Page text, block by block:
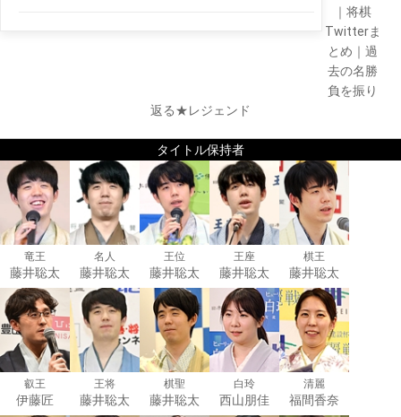
｜ 将棋
Twitterま
とめ ｜ 過
去の名勝
負を振り
返る★レジェンド
タイトル保持者
竜王
藤井聡太
名人
藤井聡太
王位
藤井聡太
王座
藤井聡太
棋王
藤井聡太
叡王
伊藤匠
王将
藤井聡太
棋聖
藤井聡太
白玲
西山朋佳
清麗
福間香奈